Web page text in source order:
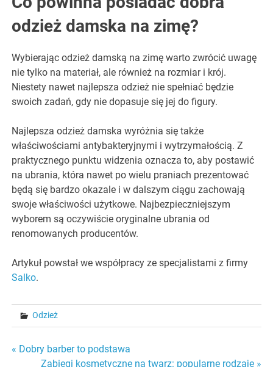
odzież damska na zimę?
Wybierając odzież damską na zimę warto zwrócić uwagę
nie tylko na materiał, ale również na rozmiar i krój.
Niestety nawet najlepsza odzież nie spełniać będzie
swoich zadań, gdy nie dopasuje się jej do figury.
Najlepsza odzież damska wyróżnia się także
właściwościami antybakteryjnymi i wytrzymałością. Z
praktycznego punktu widzenia oznacza to, aby postawić
na ubrania, która nawet po wielu praniach prezentować
będą się bardzo okazale i w dalszym ciągu zachowają
swoje właściwości użytkowe. Najbezpieczniejszym
wyborem są oczywiście oryginalne ubrania od
renomowanych producentów.
Artykuł powstał we współpracy ze specjalistami z firmy
Salko.
Odzież
Nawigacja
« Dobry barber to podstawa
Zabiegi kosmetyczne na twarz: popularne rodzaje »